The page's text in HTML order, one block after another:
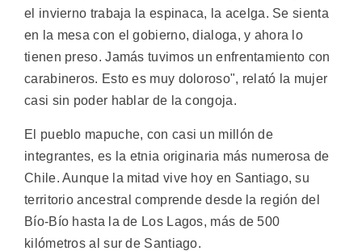
el invierno trabaja la espinaca, la acelga. Se sienta
en la mesa con el gobierno, dialoga, y ahora lo
tienen preso. Jamás tuvimos un enfrentamiento con
carabineros. Esto es muy doloroso", relató la mujer
casi sin poder hablar de la congoja.
El pueblo mapuche, con casi un millón de
integrantes, es la etnia originaria más numerosa de
Chile. Aunque la mitad vive hoy en Santiago, su
territorio ancestral comprende desde la región del
Bío-Bío hasta la de Los Lagos, más de 500
kilómetros al sur de Santiago.